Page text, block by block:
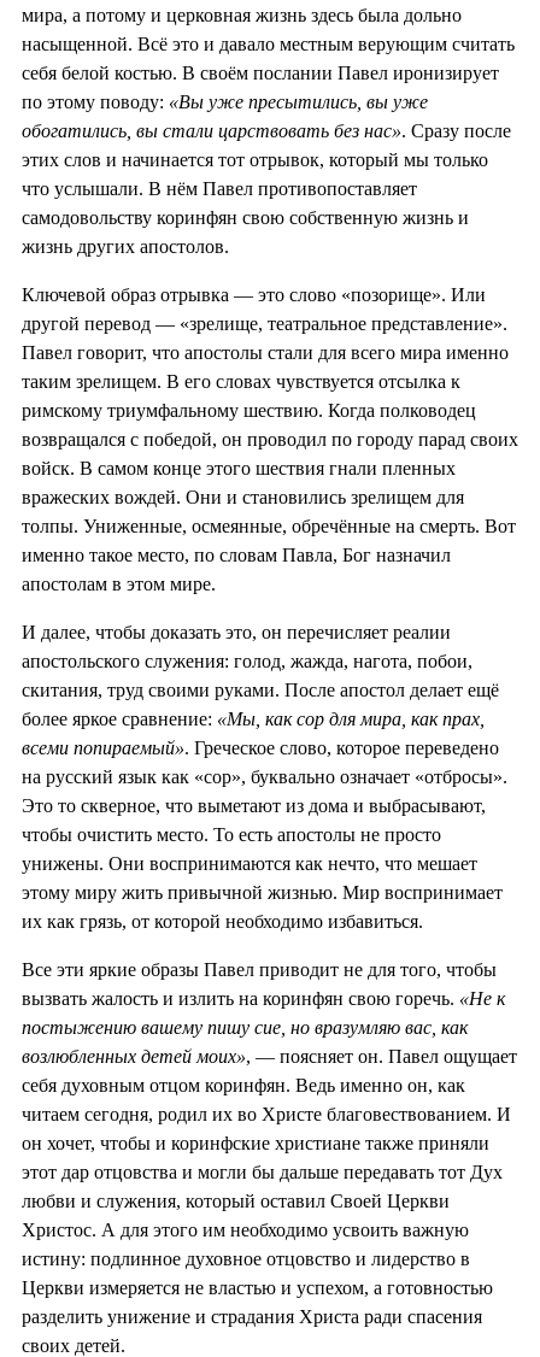
мира, а потому и церковная жизнь здесь была дольно
насыщенной. Всё это и давало местным верующим считать
себя белой костью. В своём послании Павел иронизирует
по этому поводу: «Вы уже пресытились, вы уже
обогатились, вы стали царствовать без нас». Сразу после
этих слов и начинается тот отрывок, который мы только
что услышали. В нём Павел противопоставляет
самодовольству коринфян свою собственную жизнь и
жизнь других апостолов.
Ключевой образ отрывка — это слово «позорище». Или
другой перевод — «зрелище, театральное представление».
Павел говорит, что апостолы стали для всего мира именно
таким зрелищем. В его словах чувствуется отсылка к
римскому триумфальному шествию. Когда полководец
возвращался с победой, он проводил по городу парад своих
войск. В самом конце этого шествия гнали пленных
вражеских вождей. Они и становились зрелищем для
толпы. Униженные, осмеянные, обречённые на смерть. Вот
именно такое место, по словам Павла, Бог назначил
апостолам в этом мире.
И далее, чтобы доказать это, он перечисляет реалии
апостольского служения: голод, жажда, нагота, побои,
скитания, труд своими руками. После апостол делает ещё
более яркое сравнение: «Мы, как сор для мира, как прах,
всеми попираемый». Греческое слово, которое переведено
на русский язык как «сор», буквально означает «отбросы».
Это то скверное, что выметают из дома и выбрасывают,
чтобы очистить место. То есть апостолы не просто
унижены. Они воспринимаются как нечто, что мешает
этому миру жить привычной жизнью. Мир воспринимает
их как грязь, от которой необходимо избавиться.
Все эти яркие образы Павел приводит не для того, чтобы
вызвать жалость и излить на коринфян свою горечь. «Не к
постыжению вашему пишу сие, но вразумляю вас, как
возлюбленных детей моих», — поясняет он. Павел ощущает
себя духовным отцом коринфян. Ведь именно он, как
читаем сегодня, родил их во Христе благовествованием. И
он хочет, чтобы и коринфские христиане также приняли
этот дар отцовства и могли бы дальше передавать тот Дух
любви и служения, который оставил Своей Церкви
Христос. А для этого им необходимо усвоить важную
истину: подлинное духовное отцовство и лидерство в
Церкви измеряется не властью и успехом, а готовностью
разделить унижение и страдания Христа ради спасения
своих детей.